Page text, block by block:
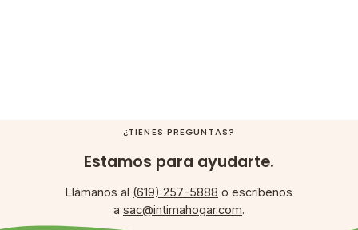
¿TIENES PREGUNTAS?
Estamos para ayudarte.
Llámanos al (619) 257-5888 o escríbenos
a sac@intimahogar.com.